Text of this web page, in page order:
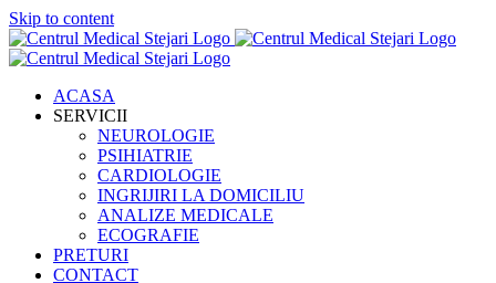
Skip to content
ACASA
SERVICII
NEUROLOGIE
PSIHIATRIE
CARDIOLOGIE
INGRIJIRI LA DOMICILIU
ANALIZE MEDICALE
ECOGRAFIE
PRETURI
CONTACT